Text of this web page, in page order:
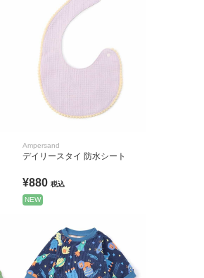
Ampersand
デイリースタイ 防水シート
¥880 税込
NEW